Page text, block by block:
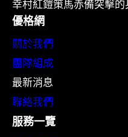
幸村紅鎧策馬赤備突擊的
優格網
關於我們
團隊組成
最新消息
聯絡我們
服務一覽